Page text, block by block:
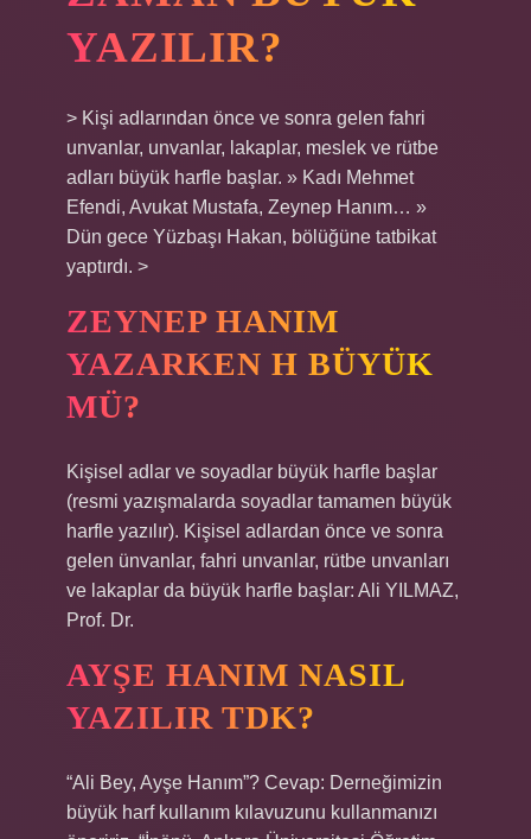
YAZILIR?
> Kişi adlarından önce ve sonra gelen fahri
unvanlar, unvanlar, lakaplar, meslek ve rütbe
adları büyük harfle başlar. » Kadı Mehmet
Efendi, Avukat Mustafa, Zeynep Hanım… »
Dün gece Yüzbaşı Hakan, bölüğüne tatbikat
yaptırdı. >
ZEYNEP HANIM
YAZARKEN H BÜYÜK
MÜ?
Kişisel adlar ve soyadlar büyük harfle başlar
(resmi yazışmalarda soyadlar tamamen büyük
harfle yazılır). Kişisel adlardan önce ve sonra
gelen ünvanlar, fahri unvanlar, rütbe unvanları
ve lakaplar da büyük harfle başlar: Ali YILMAZ,
Prof. Dr.
AYŞE HANIM NASIL
YAZILIR TDK?
“Ali Bey, Ayşe Hanım”? Cevap: Derneğimizin
büyük harf kullanım kılavuzunu kullanmanızı